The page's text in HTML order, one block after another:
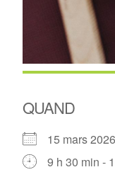
QUAND
15 mars
9 h 30 min -